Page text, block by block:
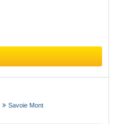
Savoie Mont